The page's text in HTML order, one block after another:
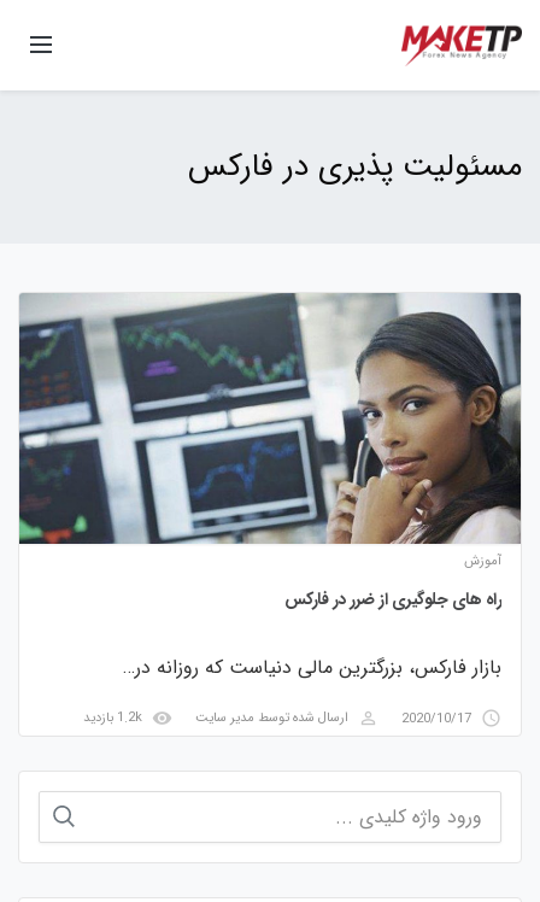
مسئولیت پذیری در فارکس
آموزش
راه های جلوگیری از ضرر در فارکس
بازار فارکس، بزرگترین مالی دنیاست که روزانه در…
access_time
2020/10/17
perm_identity ارسال شده توسط مدیر سایت visibility
برای: